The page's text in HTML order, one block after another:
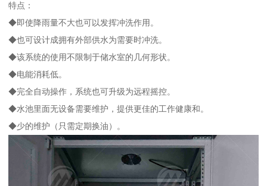
特点：
◆即使降雨量不大也可以发挥冲洗作用。
◆也可设计成拥有外部供水为需要时冲洗。
◆该系统的使用不限制于储水室的几何形状。
◆电能消耗低。
◆完全自动操作，系统也可升级为远程摇控。
◆水池里面无设备需要维护，提供更佳的工作健康和。
◆少的维护（只需定期换油）。